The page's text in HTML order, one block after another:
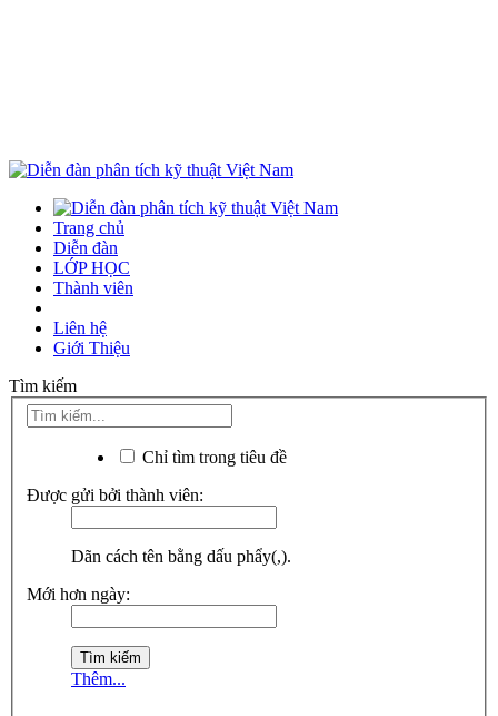
Trang chủ
Diễn đàn
LỚP HỌC
Thành viên
Liên hệ
Giới Thiệu
Tìm kiếm
Chỉ tìm trong tiêu đề
Được gửi bởi thành viên:
Dãn cách tên bằng dấu phẩy(,).
Mới hơn ngày:
Thêm...